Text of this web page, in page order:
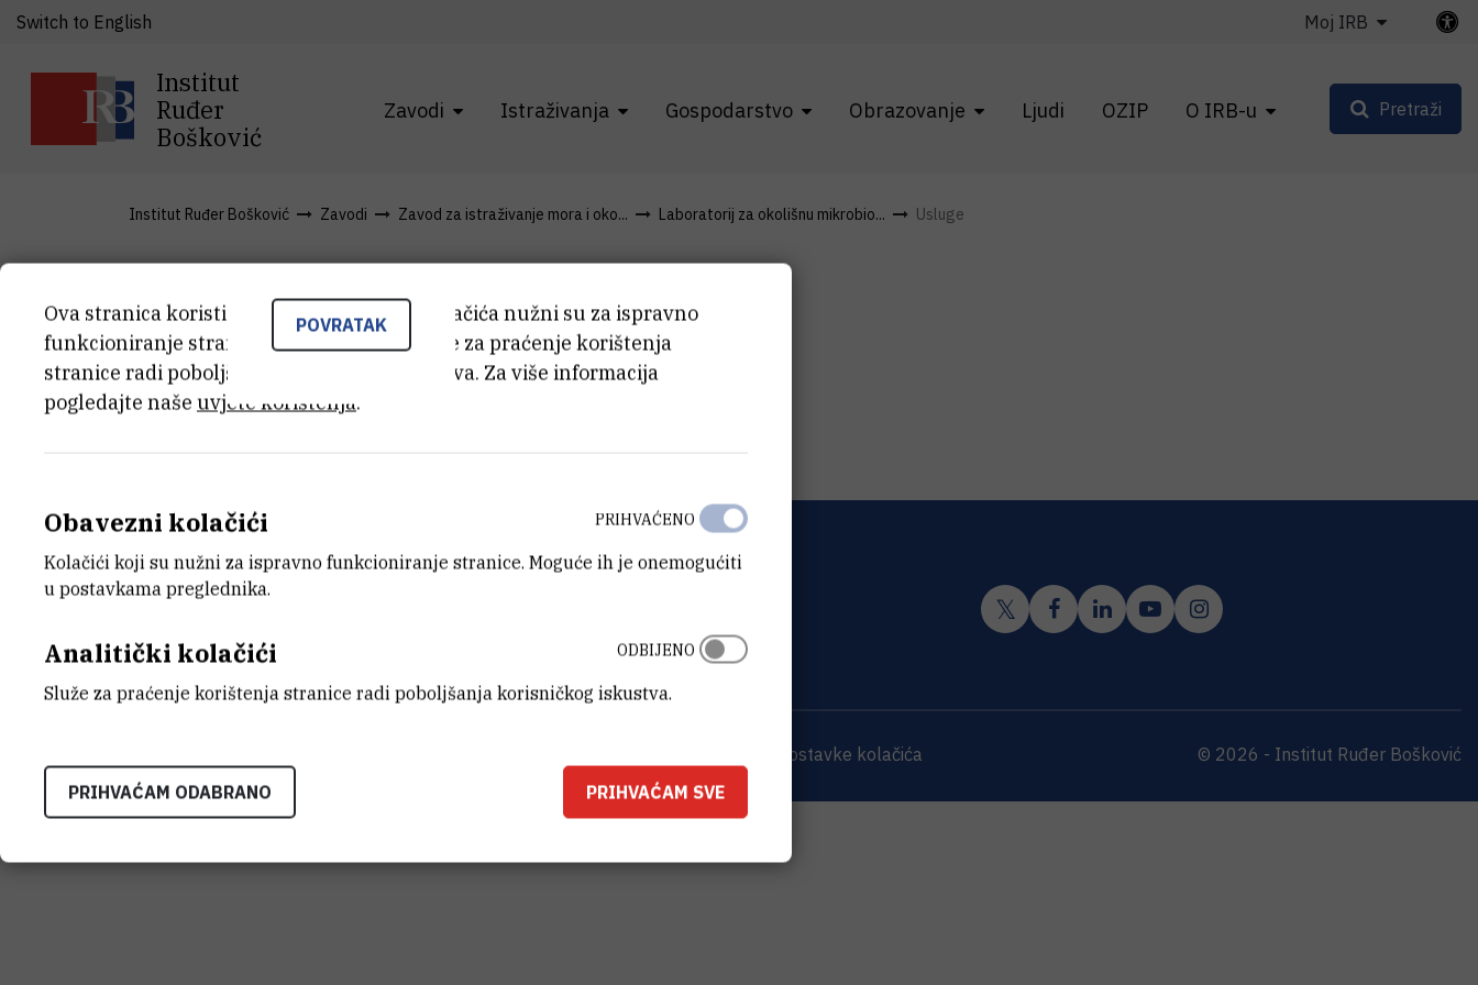
Institut
Ruđer
Bošković
Zavodi Istraživanja Gospodarstvo Obrazovanje Ljudi OZIP O IRB-u
Switch to English Moj IRB
Pretraži
Institut Ruđer Bošković Zavodi Zavod za istraživanje mora i oko... Laboratorij za okolišnu mikrobio... Usluge
Usluge
INSTITUT RUĐER BOŠKOVIĆ
KONTAKTIRAJTE NAS
Postavke kolačića © 2026 - Institut Ruđer Bošković
POVRATAK
Ova stranica koristi kolačiće. Neki od tih kolačića nužni su za ispravno
funkcioniranje stranice, dok se drugi koriste za praćenje korištenja
stranice radi poboljšanja korisničkog iskustva. Za više informacija
pogledajte naše uvjete korištenja.
Obavezni kolačići
Kolačići koji su nužni za ispravno funkcioniranje stranice. Moguće ih je onemogućiti
u postavkama preglednika.
PRIHVAĆENO
Analitički kolačići
Služe za praćenje korištenja stranice radi poboljšanja korisničkog iskustva.
ODBIJENO
PRIHVAĆAM ODABRANO PRIHVAĆAM SVE